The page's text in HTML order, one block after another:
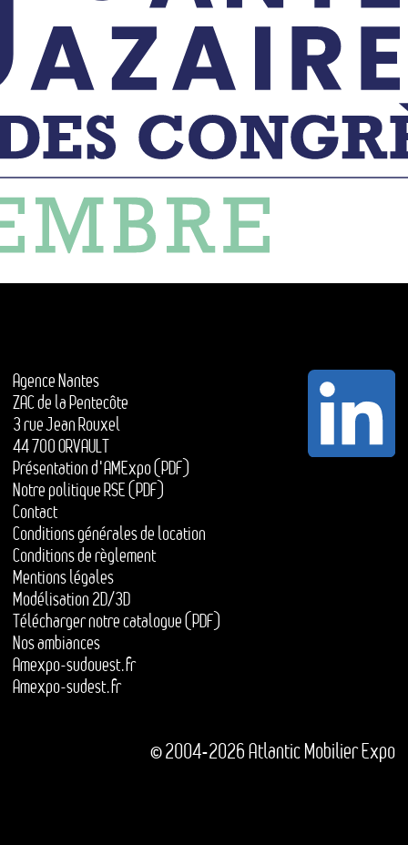
Agence Nantes
ZAC de la Pentecôte
3 rue Jean Rouxel
44 700 ORVAULT
Présentation d'AMExpo (PDF)
Notre politique RSE (PDF)
Contact
Conditions générales de location
Conditions de règlement
Mentions légales
Modélisation 2D/3D
Télécharger notre catalogue (PDF)
Nos ambiances
Amexpo-sudouest.fr
Amexpo-sudest.fr
© 2004-2026 Atlantic Mobilier Expo